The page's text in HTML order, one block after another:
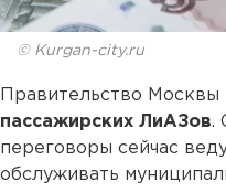
© Kurgan-city.ru
Правительство
пассажирских ЛиАЗов.
переговоры сейчас
обслуживать